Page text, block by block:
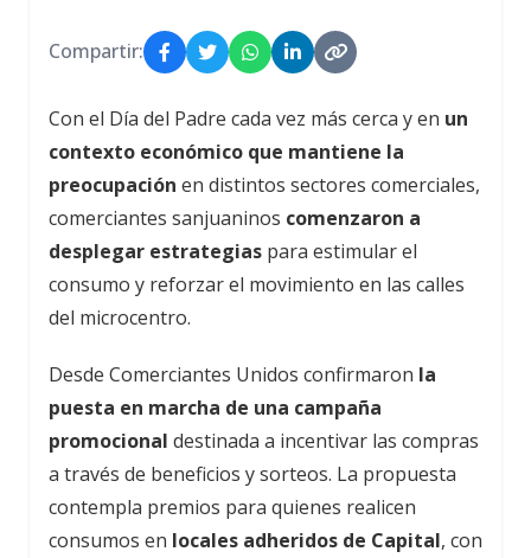
Compartir:
Con el Día del Padre cada vez más cerca y en un
contexto económico que mantiene la
preocupación en distintos sectores comerciales,
comerciantes sanjuaninos comenzaron a
desplegar estrategias para estimular el
consumo y reforzar el movimiento en las calles
del microcentro.
Desde Comerciantes Unidos confirmaron la
puesta en marcha de una campaña
promocional destinada a incentivar las compras
a través de beneficios y sorteos. La propuesta
contempla premios para quienes realicen
consumos en locales adheridos de Capital, con